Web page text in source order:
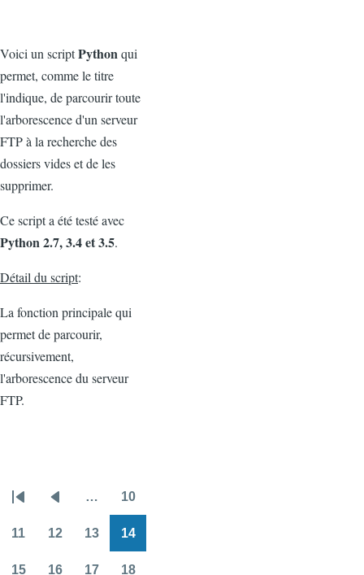
Voici un scriptPythonqui
permet, comme le titre
l'indique, de parcourir toute
l'arborescence d'un serveur
FTP à la recherche des
dossiers vides et de les
supprimer.
Ce script a été testé avec
Python 2.7, 3.4 et 3.5.
Détail du script:
La fonction principale qui
permet de parcourir,
récursivement,
l'arborescence du serveur
FTP.
Pagination
Première
page
Page
précédente
… 10
11 12 13 14
15 16 17 18